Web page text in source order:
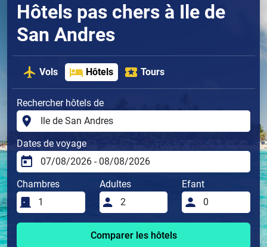
Hôtels pas chers à Ile de
San Andres
Vols Hôtels Tours
Rechercher hôtels de
Dates de voyage
Chambres Adultes Efant
Comparer les hôtels